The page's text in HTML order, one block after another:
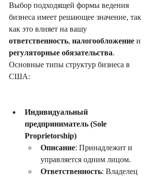
Выбор подходящей формы ведения
бизнеса имеет решающее значение, так
как это влияет на вашу
ответственность, налогообложение и
регуляторные обязательства.
Основные типы структур бизнеса в
США:
Индивидуальный
предприниматель (Sole
Proprietorship)
Описание: Принадлежит и
управляется одним лицом.
Ответственность: Владелец